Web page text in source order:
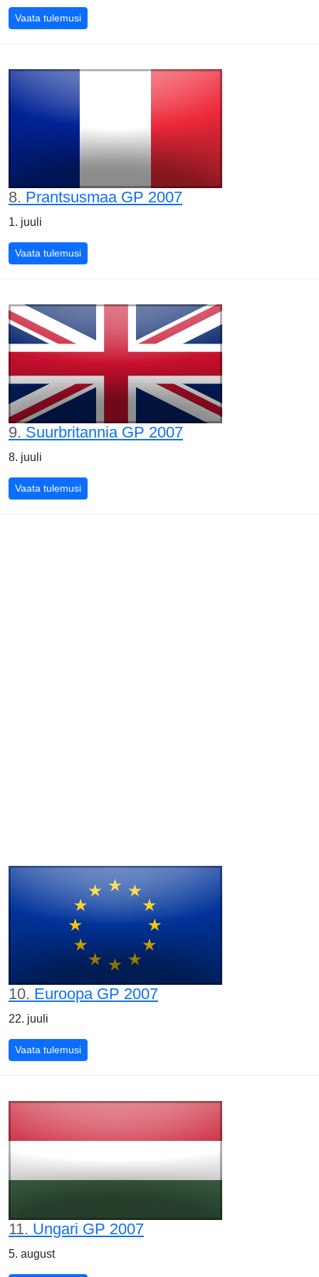
Vaata tulemusiUSA GP 2007
8. Prantsusmaa GP 2007
1. juuli
Vaata tulemusiPrantsusmaa GP 2007
9. Suurbritannia GP 2007
8. juuli
Vaata tulemusiSuurbritannia GP 2007
10. Euroopa GP 2007
22. juuli
Vaata tulemusiEuroopa GP 2007
11. Ungari GP 2007
5. august